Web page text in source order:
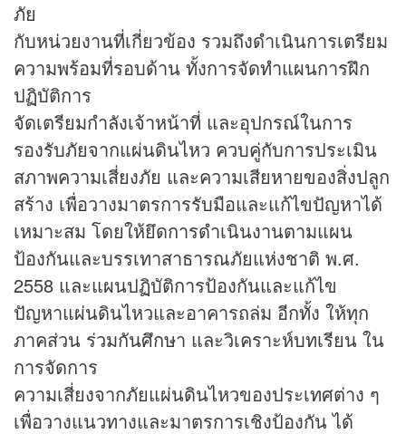
ภัย
กับหน่วยงานที่เกี่ยวข้อง รวมถึงดำเนินการเตรียม
ความพร้อมที่รอบด้าน ทั้งการจัดทำแผนการฝึก
ปฏิบัติการ
จัดเตรียมกำลังเจ้าหน้าที่ และอุปกรณ์ในการ
รองรับภัยจากแผ่นดินไหว ควบคู่กับการประเมิน
สภาพความเสี่ยงภัย และความเสียหายของสิ่งปลูก
สร้าง เพื่อวางมาตรการรับมือและแก้ไขปัญหาได้
เหมาะสม โดยให้ยึดการดำเนินงานตามแผน
ป้องกันและบรรเทาสาธารณภัยแห่งชาติ พ.ศ.
2558 และแผนปฏิบัติการป้องกันและแก้ไข
ปัญหาแผ่นดินไหวและอาคารถล่ม อีกทั้ง ให้ทุก
ภาคส่วน ร่วมกันศึกษา และวิเคราะห์บทเรียน ใน
การจัดการ
ความเสี่ยงจากภัยแผ่นดินไหวของประเทศต่าง ๆ
เพื่อวางแนวทางและมาตรการเชิงป้องกัน ได้